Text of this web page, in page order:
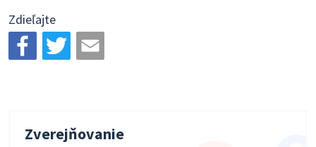
Zdieľajte
Zverejňovanie